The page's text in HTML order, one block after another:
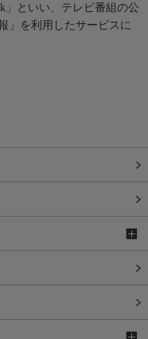
」といい、テレビ番組の公
」を利用したサービスに